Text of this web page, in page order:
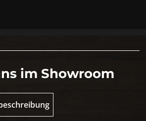
im Showroom